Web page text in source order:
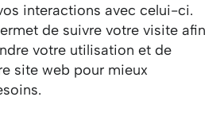
interactions avec celui-ci.
de suivre votre visite afin
votre utilisation et de
site web pour mieux